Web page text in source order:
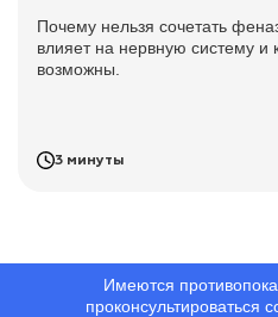
Почему нельзя сочетать
влияет на нервную систему и
возможны.
3 минуты
Имеются
проконсультироваться